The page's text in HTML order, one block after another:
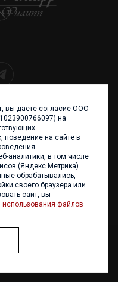
898
47
898,
права защищены
вы даете согласие ООО
на
поведение на сайте в
аналитики, в том числе
(Яндекс.Метрика).
обрабатывались,
своего браузера или
сайт, вы
использования файлов